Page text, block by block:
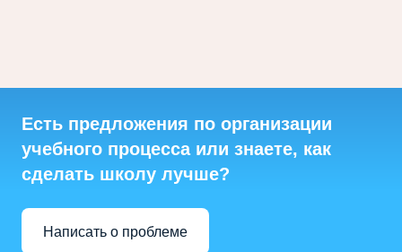
Есть предложения по организации
учебного процесса или знаете, как
сделать школу лучше?
Написать о проблеме